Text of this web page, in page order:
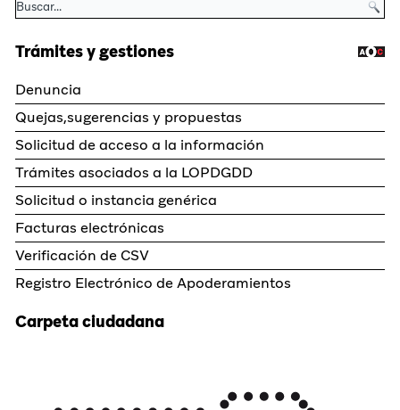
Trámites y gestiones
Denuncia
Quejas,sugerencias y propuestas
Solicitud de acceso a la información
Trámites asociados a la LOPDGDD
Solicitud o instancia genérica
Facturas electrónicas
Verificación de CSV
Registro Electrónico de Apoderamientos
Carpeta ciudadana